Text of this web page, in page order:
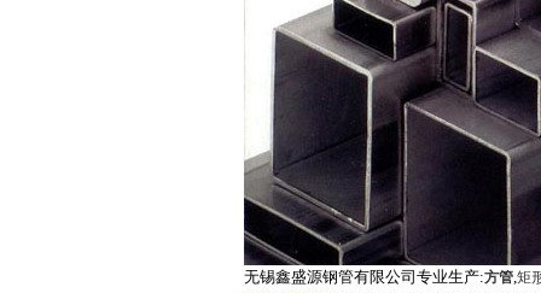
无锡鑫盛源钢管有限公司专业生产:方管 矩